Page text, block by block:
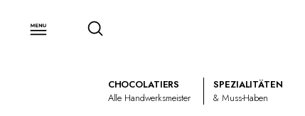
CHOCOLATIERS
Alle Handwerksmeister
SPEZIALITÄTEN
& Muss-Haben